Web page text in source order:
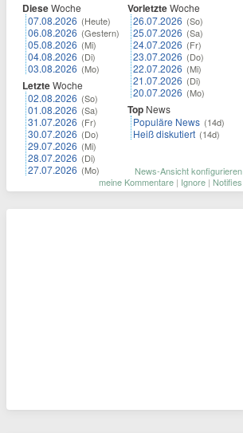
DieseWoche
07.08.2026 (Heute)
06.08.2026 (Gestern)
05.08.2026 (Mi)
04.08.2026 (Di)
03.08.2026 (Mo)
LetzteWoche
02.08.2026 (So)
01.08.2026 (Sa)
31.07.2026 (Fr)
30.07.2026 (Do)
29.07.2026 (Mi)
28.07.2026 (Di)
27.07.2026 (Mo)
VorletzteWoche
26.07.2026 (So)
25.07.2026 (Sa)
24.07.2026 (Fr)
23.07.2026 (Do)
22.07.2026 (Mi)
21.07.2026 (Di)
20.07.2026 (Mo)
Top News
Populäre News (14d)
Heiß diskutiert (14d)
News-Ansicht konfigurieren
meine Kommentare | Ignore | Notifies